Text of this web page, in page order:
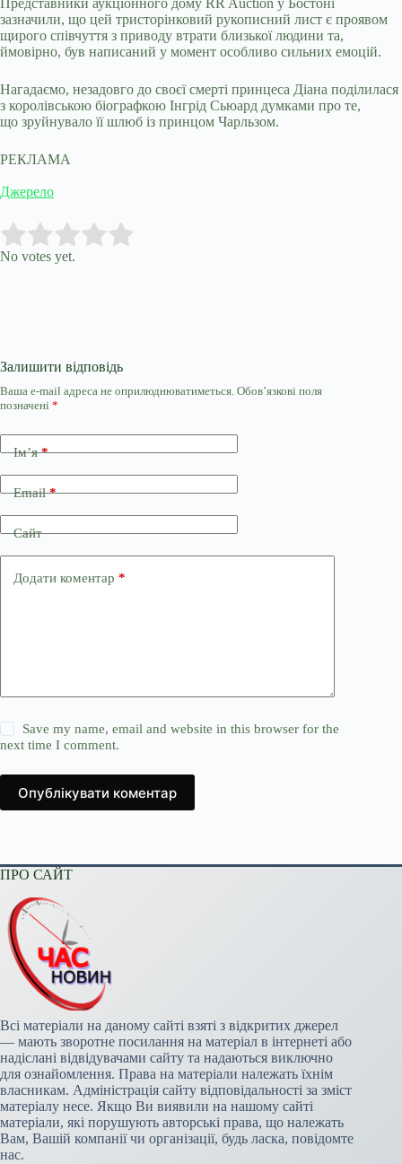
Представники аукціонного дому RR Auction у Бостоні
зазначили, що цей тристорінковий рукописний лист є проявом
щирого співчуття з приводу втрати близької людини та,
ймовірно, був написаний у момент особливо сильних емоцій.
Нагадаємо, незадовго до своєї смерті принцеса Діана поділилася
з королівською біографкою Інгрід Сьюард думками про те,
що зруйнувало її шлюб із принцом Чарльзом.
РЕКЛАМА
Джерело
Rate this item:
No votes yet.
Залишити відповідь
Ваша e-mail адреса не оприлюднюватиметься. Обов’язкові поля
позначені *
Ім’я*
Email*
Сайт
Додати коментар *
Save my name, email and website in this browser for the
next time I comment.
Опублікувати коментар
ПРО САЙТ
Всі матеріали на даному сайті взяті з відкритих джерел
— мають зворотне посилання на матеріал в інтернеті або
надіслані відвідувачами сайту та надаються виключно
для ознайомлення. Права на матеріали належать їхнім
власникам. Адміністрація сайту відповідальності за зміст
матеріалу несе. Якщо Ви виявили на нашому сайті
матеріали, які порушують авторські права, що належать
Вам, Вашій компанії чи організації, будь ласка, повідомте
нас.